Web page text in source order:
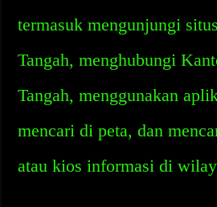
termasuk mengunjungi
Tangah, menghubungi
Tangah, menggunakan
mencari di peta, dan
atau kios informasi di